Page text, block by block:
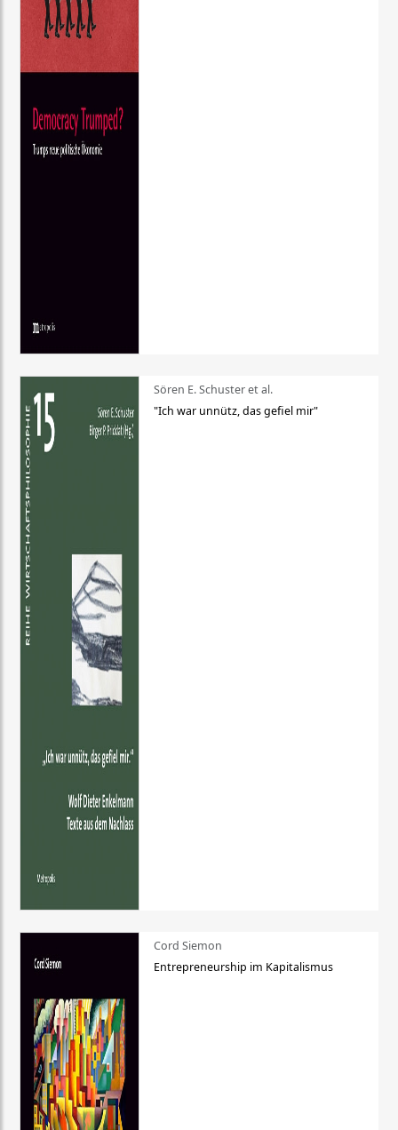
Sören E. Schuster et al.
"Ich war unnütz, das gefiel mir"
Cord Siemon
Entrepreneurship im Kapitalismus